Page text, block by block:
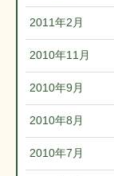
2011年2月
2010年11月
2010年9月
2010年8月
2010年7月